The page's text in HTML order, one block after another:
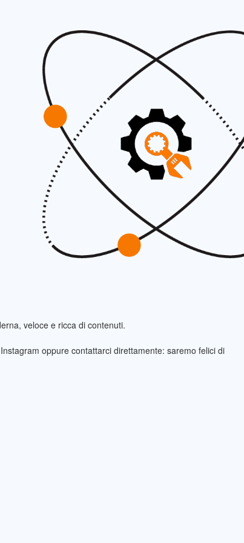
veloce e ricca di contenuti.
oppure contattarci direttamente: saremo felici di